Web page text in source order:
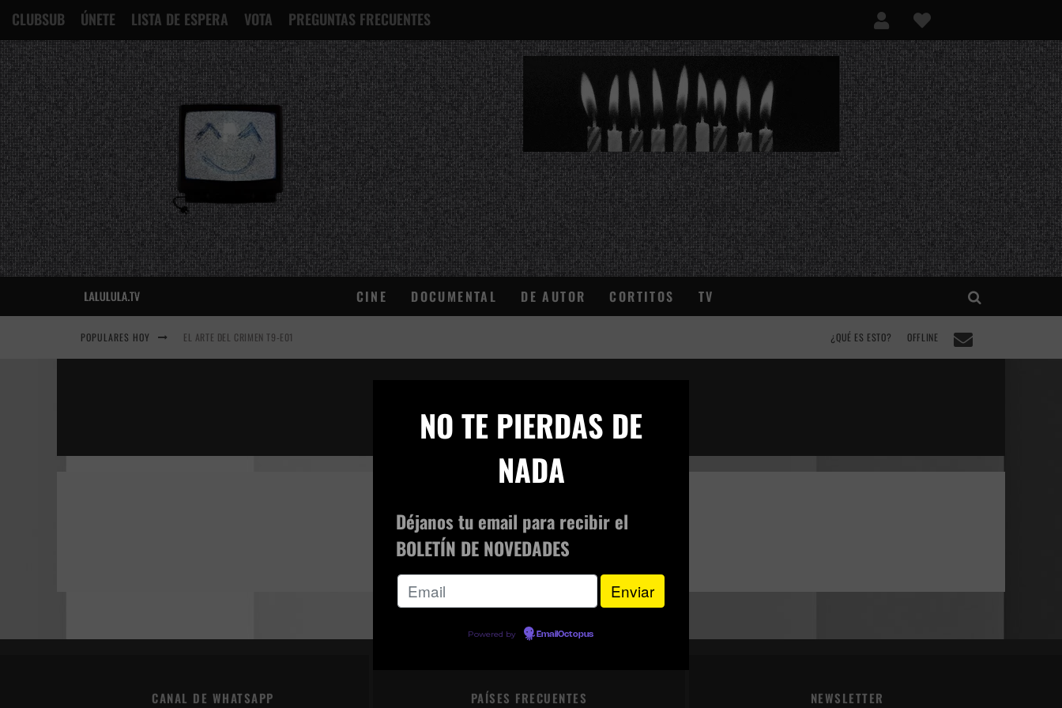
CLUBSUB ÚNETE LISTA DE ESPERA VOTA PREGUNTAS FRECUENTES
¿QUÉ ES ESTO?
CINE DOCUMENTAL DE AUTOR CORTITOS TV
POPULARES HOY EL ARTE DEL CRIMEN T9-E01 ¿QUÉ ES ESTO? OFFLINE
200px-love-is-the-devil3
CANAL DE WHATSAPP PAÍSES FRECUENTES NEWSLETTER
NO TE PIERDAS DE
NADA
Déjanos tu email para recibir el
BOLETÍN DE NOVEDADES
Powered by EmailOctopus